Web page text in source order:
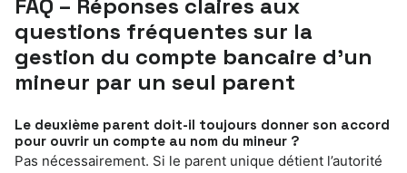
FAQ – Réponses claires aux
questions fréquentes sur la
gestion du compte bancaire d’un
mineur par un seul parent
Le deuxième parent doit-il toujours donner son accord
pour ouvrir un compte au nom du mineur ?
Pas nécessairement. Si le parent unique détient l’autorité